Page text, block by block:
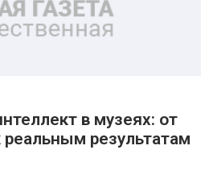
в музеях: от
реальным результатам